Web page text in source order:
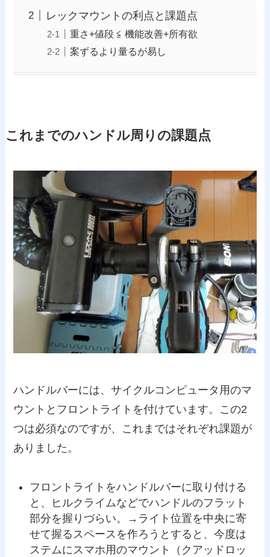
レックマウントの利点と課題点
重さ+値段 ≦ 機能改善+所有欲
案ずるより量るが易し
これまでのハンドル周りの課題点
ハンドルバーには、サイクルコンピュータ用のマ
ウントとフロントライトを付けています。この2
つは必須なのですが、これまではそれぞれ課題が
ありました。
フロントライトをハンドルバーに取り付ける
と、ヒルクライムなどでハンドルのフラット
部分を握りづらい。→ライト位置を中央に寄
せて握るスペースを作ろうとすると、今度は
ステムにスマホ用のマウント（クアッドロッ